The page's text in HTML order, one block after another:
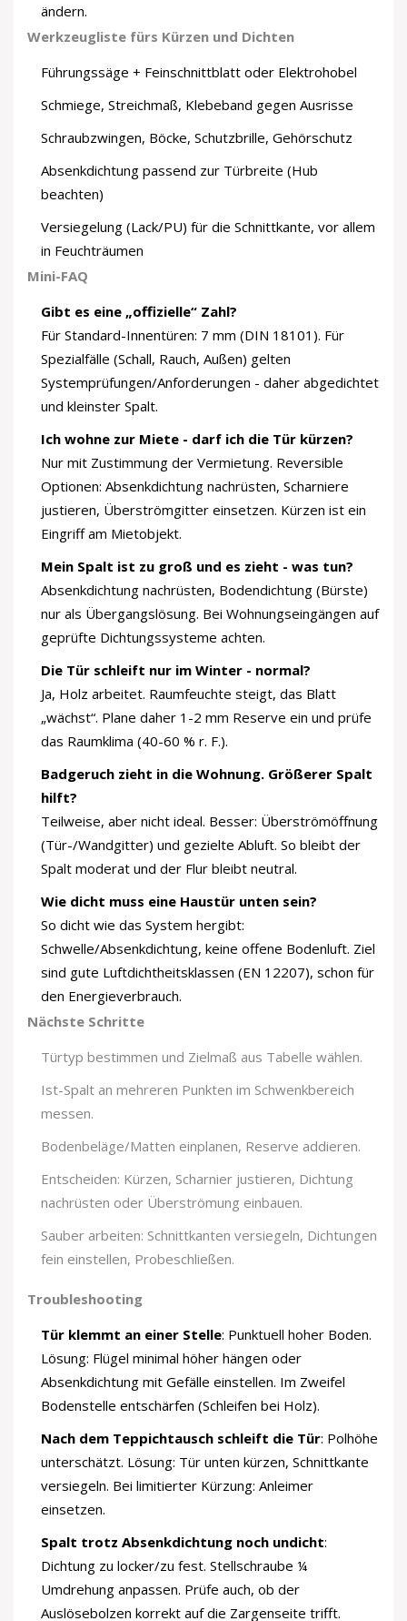
ändern.
Werkzeugliste fürs Kürzen und Dichten
Führungssäge + Feinschnittblatt oder Elektrohobel
Schmiege, Streichmaß, Klebeband gegen Ausrisse
Schraubzwingen, Böcke, Schutzbrille, Gehörschutz
Absenkdichtung passend zur Türbreite (Hub
beachten)
Versiegelung (Lack/PU) für die Schnittkante, vor allem
in Feuchträumen
Mini-FAQ
Gibt es eine „offizielle“ Zahl?
Für Standard-Innentüren: 7 mm (DIN 18101). Für
Spezialfälle (Schall, Rauch, Außen) gelten
Systemprüfungen/Anforderungen - daher abgedichtet
und kleinster Spalt.
Ich wohne zur Miete - darf ich die Tür kürzen?
Nur mit Zustimmung der Vermietung. Reversible
Optionen: Absenkdichtung nachrüsten, Scharniere
justieren, Überströmgitter einsetzen. Kürzen ist ein
Eingriff am Mietobjekt.
Mein Spalt ist zu groß und es zieht - was tun?
Absenkdichtung nachrüsten, Bodendichtung (Bürste)
nur als Übergangslösung. Bei Wohnungseingängen auf
geprüfte Dichtungssysteme achten.
Die Tür schleift nur im Winter - normal?
Ja, Holz arbeitet. Raumfeuchte steigt, das Blatt
„wächst“. Plane daher 1-2 mm Reserve ein und prüfe
das Raumklima (40-60 % r. F.).
Badgeruch zieht in die Wohnung. Größerer Spalt
hilft?
Teilweise, aber nicht ideal. Besser: Überströmöffnung
(Tür-/Wandgitter) und gezielte Abluft. So bleibt der
Spalt moderat und der Flur bleibt neutral.
Wie dicht muss eine Haustür unten sein?
So dicht wie das System hergibt:
Schwelle/Absenkdichtung, keine offene Bodenluft. Ziel
sind gute Luftdichtheitsklassen (EN 12207), schon für
den Energieverbrauch.
Nächste Schritte
Türtyp bestimmen und Zielmaß aus Tabelle wählen.
Ist-Spalt an mehreren Punkten im Schwenkbereich
messen.
Bodenbeläge/Matten einplanen, Reserve addieren.
Entscheiden: Kürzen, Scharnier justieren, Dichtung
nachrüsten oder Überströmung einbauen.
Sauber arbeiten: Schnittkanten versiegeln, Dichtungen
fein einstellen, Probeschließen.
Troubleshooting
Tür klemmt an einer Stelle: Punktuell hoher Boden.
Lösung: Flügel minimal höher hängen oder
Absenkdichtung mit Gefälle einstellen. Im Zweifel
Bodenstelle entschärfen (Schleifen bei Holz).
Nach dem Teppichtausch schleift die Tür: Polhöhe
unterschätzt. Lösung: Tür unten kürzen, Schnittkante
versiegeln. Bei limitierter Kürzung: Anleimer
einsetzen.
Spalt trotz Absenkdichtung noch undicht:
Dichtung zu locker/zu fest. Stellschraube ¼
Umdrehung anpassen. Prüfe auch, ob der
Auslösebolzen korrekt auf die Zargenseite trifft.